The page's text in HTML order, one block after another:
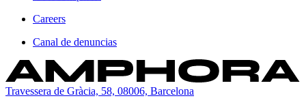
Careers
Canal de denuncias
Travessera de Gràcia, 58, 08006, Barcelona